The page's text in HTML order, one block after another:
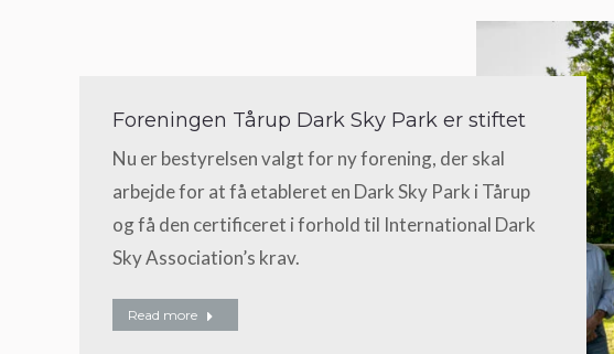
Foreningen Tårup Dark Sky Park er stiftet
Nu er bestyrelsen valgt for ny forening, der skal
arbejde for at få etableret en Dark Sky Park i Tårup
og få den certificeret i forhold til International Dark
Sky Association’s krav.
Read more